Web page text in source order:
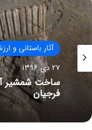
آثار باستانی و
۲۷ دی ۱۳۹۶
ساخت شمشیر
فرجیان